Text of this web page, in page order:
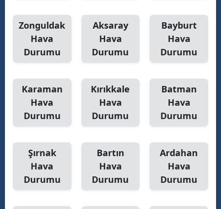
Zonguldak
Hava
Durumu
Aksaray
Hava
Durumu
Bayburt
Hava
Durumu
Karaman
Hava
Durumu
Kırıkkale
Hava
Durumu
Batman
Hava
Durumu
Şırnak
Hava
Durumu
Bartın
Hava
Durumu
Ardahan
Hava
Durumu